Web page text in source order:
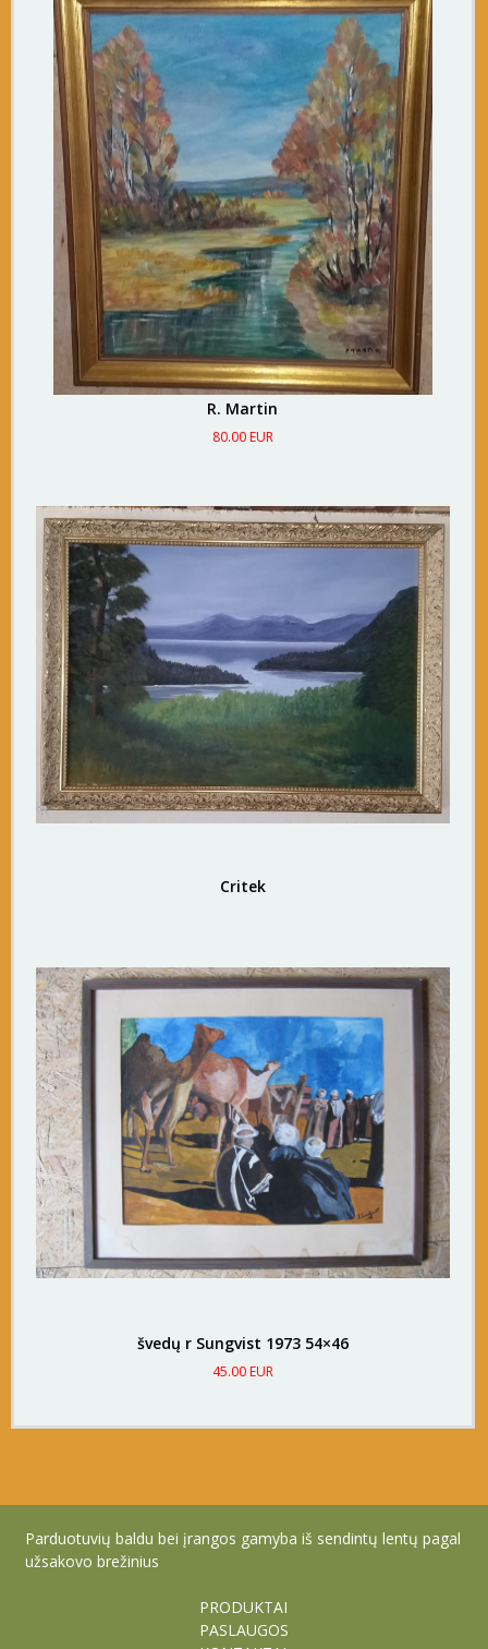
R. Martin
80.00 EUR
Critek
švedų r Sungvist 1973 54×46
45.00 EUR
Parduotuvių baldu bei įrangos gamyba iš sendintų lentų pagal
užsakovo brežinius
PRODUKTAI
PASLAUGOS